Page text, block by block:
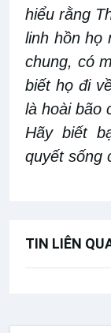
hiểu rằng
linh hồn họ
chung, có
biết họ đi
là hoài bão
Hãy biết
quyết sống
TIN LIÊN